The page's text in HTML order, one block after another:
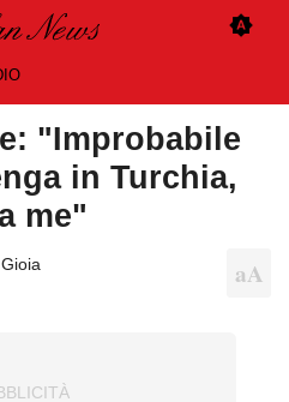
"Improbabile
in Turchia,
me"